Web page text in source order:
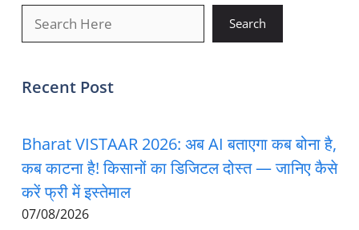
Search
Recent Post
Bharat VISTAAR 2026: अब AI बताएगा कब बोना है,
कब काटना है! किसानों का डिजिटल दोस्त — जानिए कैसे
करें फ्री में इस्तेमाल
07/08/2026